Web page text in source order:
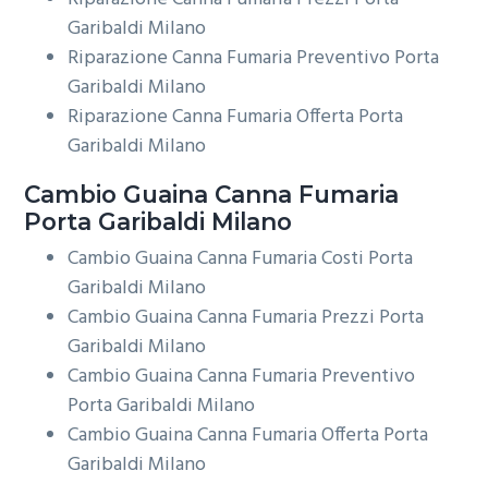
Garibaldi Milano
Riparazione Canna Fumaria Preventivo Porta
Garibaldi Milano
Riparazione Canna Fumaria Offerta Porta
Garibaldi Milano
Cambio Guaina Canna Fumaria
Porta Garibaldi Milano
Cambio Guaina Canna Fumaria Costi Porta
Garibaldi Milano
Cambio Guaina Canna Fumaria Prezzi Porta
Garibaldi Milano
Cambio Guaina Canna Fumaria Preventivo
Porta Garibaldi Milano
Cambio Guaina Canna Fumaria Offerta Porta
Garibaldi Milano